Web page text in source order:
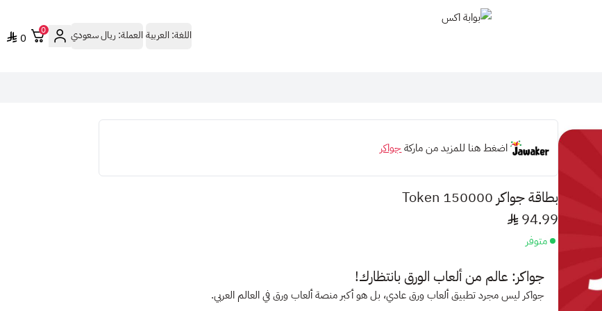
اللغة: العربية العملة:ريال سعودي 0
0
اضغط هنا للمزيد من ماركةجواكر
بطاقة جواكر 150000 Token
94.99
متوفر
جواكر: عالم من ألعاب الورق بانتظارك!
جواكر ليس مجرد تطبيق ألعاب ورق عادي، بل هوأكبر منصة ألعاب ورق في العالم العربي.